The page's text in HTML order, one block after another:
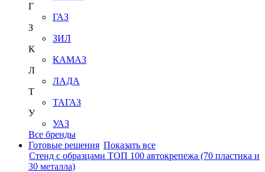
Г
ГАЗ
З
ЗИЛ
К
КАМАЗ
Л
ЛАДА
Т
ТАГАЗ
У
УАЗ
Все бренды
Готовые решения Показать все
Стенд с образцами ТОП 100 автокрепежа (70 пластика и
30 металла)